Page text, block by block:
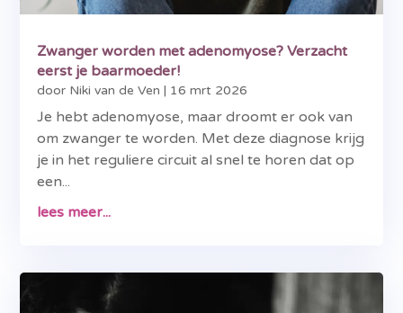
Zwanger worden met adenomyose? Verzacht
eerst je baarmoeder!
door Niki van de Ven | 16 mrt 2026
Je hebt adenomyose, maar droomt er ook van
om zwanger te worden. Met deze diagnose krijg
je in het reguliere circuit al snel te horen dat op
een...
lees meer...